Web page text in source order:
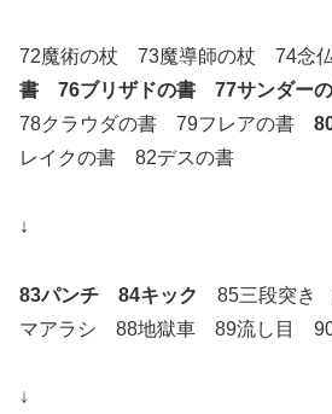
72魔術の杖 73魔導師の杖 74念
書 76ブリザドの書 77サンダー
78クラウダの書 79フレアの書
レイクの書 82デスの書
↓
83パンチ 84キック
85三段突き
マアラシ 88地獄車 89流し目
↓